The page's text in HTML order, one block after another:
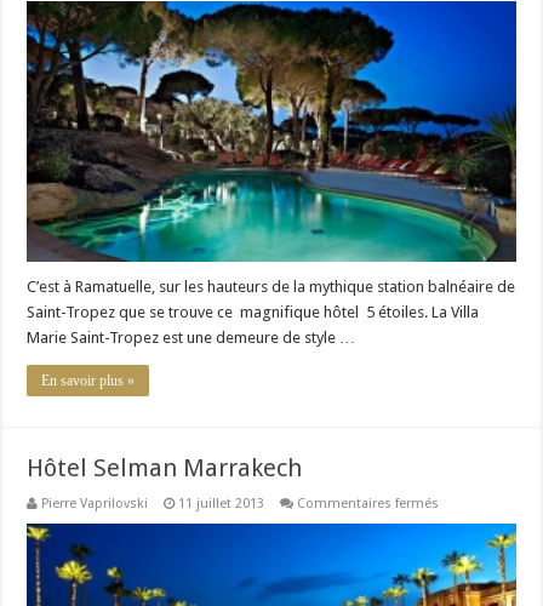
C’est à Ramatuelle, sur les hauteurs de la mythique station balnéaire de
Saint-Tropez que se trouve ce magnifique hôtel 5 étoiles. La Villa
Marie Saint-Tropez est une demeure de style …
En savoir plus »
Hôtel Selman Marrakech
Pierre Vaprilovski 11 juillet 2013 Commentaires fermés
Marrakech